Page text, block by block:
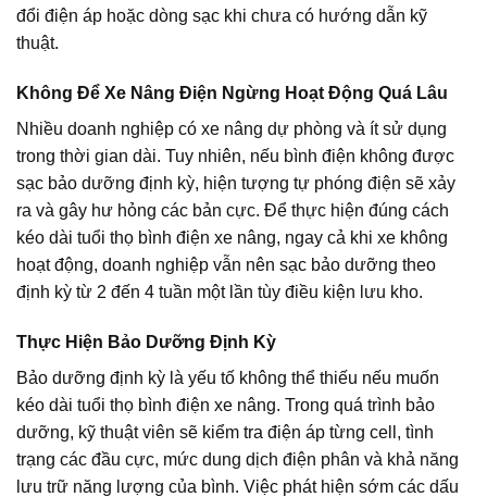
đổi điện áp hoặc dòng sạc khi chưa có hướng dẫn kỹ
thuật.
Không Để Xe Nâng Điện Ngừng Hoạt Động Quá Lâu
Nhiều doanh nghiệp có xe nâng dự phòng và ít sử dụng
trong thời gian dài. Tuy nhiên, nếu bình điện không được
sạc bảo dưỡng định kỳ, hiện tượng tự phóng điện sẽ xảy
ra và gây hư hỏng các bản cực. Để thực hiện đúng cách
kéo dài tuổi thọ bình điện xe nâng, ngay cả khi xe không
hoạt động, doanh nghiệp vẫn nên sạc bảo dưỡng theo
định kỳ từ 2 đến 4 tuần một lần tùy điều kiện lưu kho.
Thực Hiện Bảo Dưỡng Định Kỳ
Bảo dưỡng định kỳ là yếu tố không thể thiếu nếu muốn
kéo dài tuổi thọ bình điện xe nâng. Trong quá trình bảo
dưỡng, kỹ thuật viên sẽ kiểm tra điện áp từng cell, tình
trạng các đầu cực, mức dung dịch điện phân và khả năng
lưu trữ năng lượng của bình. Việc phát hiện sớm các dấu